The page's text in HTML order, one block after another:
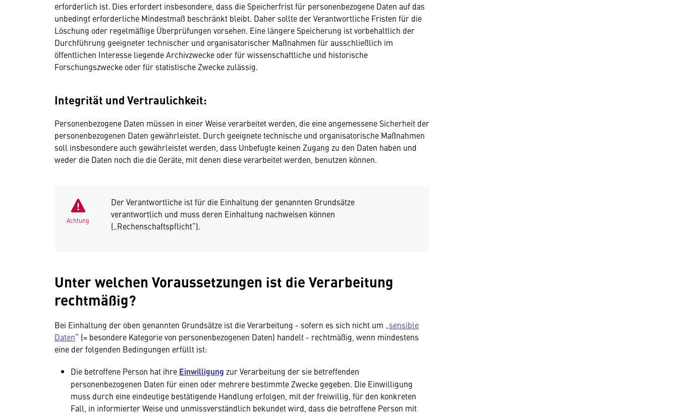
erforderlich ist. Dies erfordert insbesondere, dass die Speicherfrist für personenbezogene Daten auf das
unbedingt erforderliche Mindestmaß beschränkt bleibt. Daher sollte der Verantwortliche Fristen für die
Löschung oder regelmäßige Überprüfungen vorsehen. Eine längere Speicherung ist vorbehaltlich der
Durchführung geeigneter technischer und organisatorischer Maßnahmen für ausschließlich im
öffentlichen Interesse liegende Archivzwecke oder für wissenschaftliche und historische
Forschungszwecke oder für statistische Zwecke zulässig.
Integrität und Vertraulichkeit:
Personenbezogene Daten müssen in einer Weise verarbeitet werden, die eine angemessene Sicherheit der
personenbezogenen Daten gewährleistet. Durch geeignete technische und organisatorische Maßnahmen
soll insbesondere auch gewährleistet werden, dass Unbefugte keinen Zugang zu den Daten haben und
weder die Daten noch die die Geräte, mit denen diese verarbeitet werden, benutzen können.
Achtung
Der Verantwortliche ist für die Einhaltung der genannten Grundsätze
verantwortlich und muss deren Einhaltung nachweisen können
(„Rechenschaftspflicht“).
Unter welchen Voraussetzungen ist die Verarbeitung
rechtmäßig?
Bei Einhaltung der oben genannten Grundsätze ist die Verarbeitung - sofern es sich nicht um „ sensible
Daten“ (= besondere Kategorie von personenbezogenen Daten) handelt - rechtmäßig, wenn mindestens
eine der folgenden Bedingungen erfüllt ist:
Die betroffene Person hat ihre Einwilligung zur Verarbeitung der sie betreffenden
personenbezogenen Daten für einen oder mehrere bestimmte Zwecke gegeben. Die Einwilligung
muss durch eine eindeutige bestätigende Handlung erfolgen, mit der freiwillig, für den konkreten
Fall, in informierter Weise und unmissverständlich bekundet wird, dass die betroffene Person mit